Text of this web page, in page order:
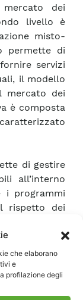
che elaborano
e
profilazione degli
dei
livello è
misto-
permette di
servizi
il modello
mercato dei
è composta
di gestire
all’interno
i programmi
rispetto dei
Questo
algoritmo di
ad una
di
di
flessibili